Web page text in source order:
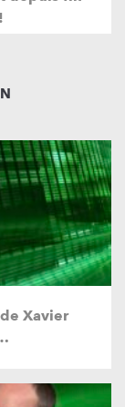
Xavier